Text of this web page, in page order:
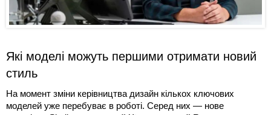
Які моделі можуть першими отримати новий
стиль
На момент зміни керівництва дизайн кількох ключових
моделей уже перебуває в роботі. Серед них — нове